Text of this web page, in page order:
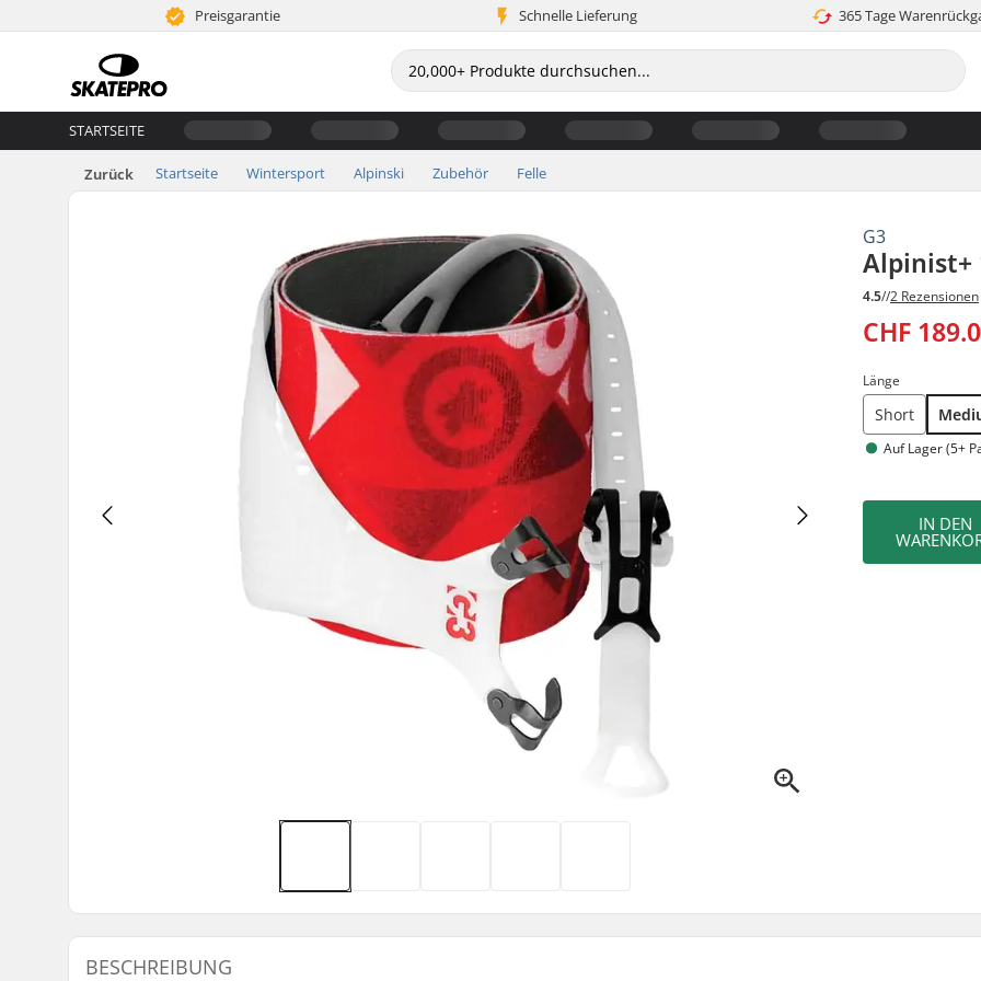
Preisgarantie Schnelle Lieferung 365 Tage
STARTSEITE
Zurück Startseite Wintersport Alpinski Zubehör Felle
G3
Alpinist+
4.5//2 Rezensionen
CHF
Länge
Short
Auf Lager (5+
IN DEN
BESCHREIBUNG